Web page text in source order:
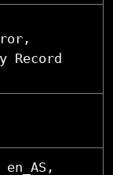
Record